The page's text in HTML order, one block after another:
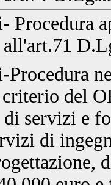
Procedura
del
servizi e
di